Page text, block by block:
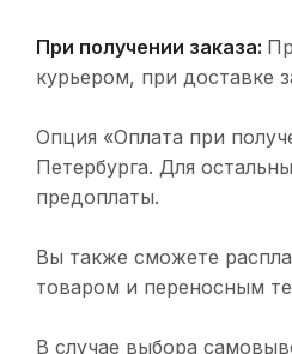
При получении заказа:
курьером, при доставке
Опция «Оплата при
Петербурга. Для
предоплаты.
Вы также сможете
товаром и переносным
В случае выбора